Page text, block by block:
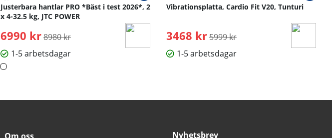
Justerbara hantlar PRO *Bäst i test 2026*, 2
x 4-32.5 kg, JTC POWER
6990 kr Ordinarie pris:
8980 kr
1-5 arbetsdagar
Vibrationsplatta, Cardio Fit V20, Tunturi
3468 kr Ordinarie pris:
5999 kr
1-5 arbetsdagar
Nyhetsbrev